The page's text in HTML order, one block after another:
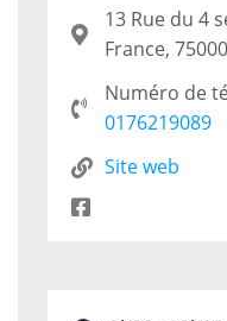
13 Rue du 4
France,
Numéro de
0176219089
Site web